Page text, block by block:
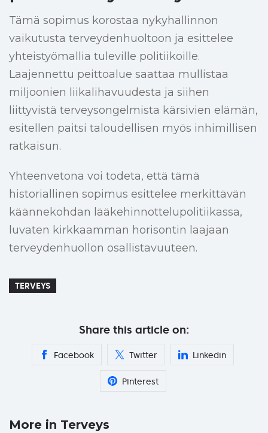
Tämä sopimus korostaa nykyhallinnon
vaikutusta terveydenhuoltoon ja esittelee
yhteistyömallia tuleville politiikoille.
Laajennettu peittoalue saattaa mullistaa
miljoonien liikalihavuudesta ja siihen
liittyvistä terveysongelmista kärsivien elämän,
esitellen paitsi taloudellisen myös inhimillisen
ratkaisun.
Yhteenvetona voi todeta, että tämä
historiallinen sopimus esittelee merkittävän
käännekohdan lääkehinnottelupolitiikassa,
luvaten kirkkaamman horisontin laajaan
terveydenhuollon osallistavuuteen.
TERVEYS
Share this article on:
Facebook Twitter Linkedin
Pinterest
More in Terveys